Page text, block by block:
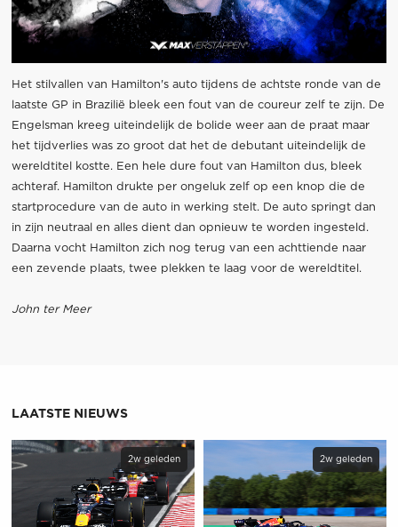
Het stilvallen van Hamilton's auto tijdens de achtste ronde van de
laatste GP in Brazilië bleek een fout van de coureur zelf te zijn. De
Engelsman kreeg uiteindelijk de bolide weer aan de praat maar
het tijdverlies was zo groot dat het de debutant uiteindelijk de
wereldtitel kostte. Een hele dure fout van Hamilton dus, bleek
achteraf. Hamilton drukte per ongeluk zelf op een knop die de
startprocedure van de auto in werking stelt. De auto springt dan
in zijn neutraal en alles dient dan opnieuw te worden ingesteld.
Daarna vocht Hamilton zich nog terug van een achttiende naar
een zevende plaats, twee plekken te laag voor de wereldtitel.
John ter Meer
LAATSTE NIEUWS
2w geleden 2w geleden